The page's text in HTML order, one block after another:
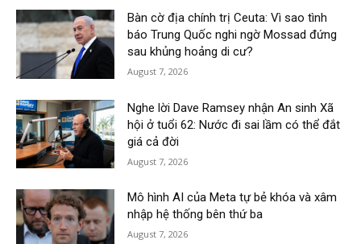
Bàn cờ địa chính trị Ceuta: Vì sao tình
báo Trung Quốc nghi ngờ Mossad đứng
sau khủng hoảng di cư?
August 7, 2026
Nghe lời Dave Ramsey nhận An sinh Xã
hội ở tuổi 62: Nước đi sai lầm có thể đắt
giá cả đời
August 7, 2026
Mô hình AI của Meta tự bẻ khóa và xâm
nhập hệ thống bên thứ ba
August 7, 2026